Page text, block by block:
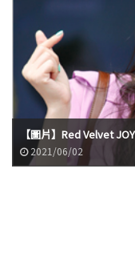
【圖片】Red Velvet
2021/06/02